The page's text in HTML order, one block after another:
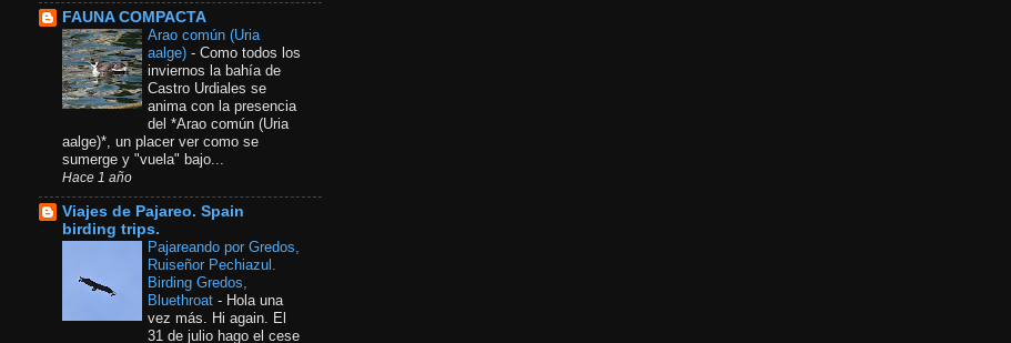
FAUNA COMPACTA
Arao común​ (Uria
aalge) - Como todos los
inviernos la bahía de
Castro Urdiales se
anima con la presencia
del *Arao común (Uria
aalge)*, un placer ver como se
sumerge y "vuela" bajo...
Hace 1 año
Viajes de Pajareo. Spain
birding trips.
Pajareando por Gredos,
Ruiseñor Pechiazul.
Birding Gredos,
Bluethroat - Hola una
vez más. Hi again. El
31 de julio hago el cese